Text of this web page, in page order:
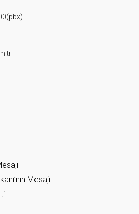
(pbx)
Mesajı